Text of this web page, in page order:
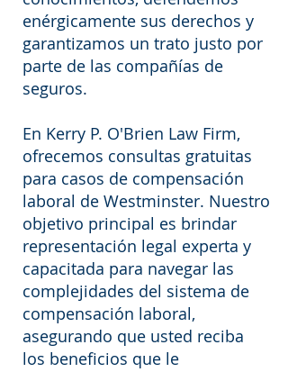
enérgicamente sus derechos y
garantizamos un trato justo por
parte de las compañías de
seguros.
En Kerry P. O'Brien Law Firm,
ofrecemos consultas gratuitas
para casos de compensación
laboral de Westminster. Nuestro
objetivo principal es brindar
representación legal experta y
capacitada para navegar las
complejidades del sistema de
compensación laboral,
asegurando que usted reciba
los beneficios que le